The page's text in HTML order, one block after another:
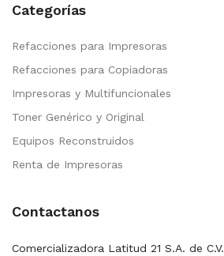
Categorías
Refacciones para Impresoras
Refacciones para Copiadoras
Impresoras y Multifuncionales
Toner Genérico y Original
Equipos Reconstruidos
Renta de Impresoras
Contactanos
Comercializadora Latitud 21 S.A. de C.V.